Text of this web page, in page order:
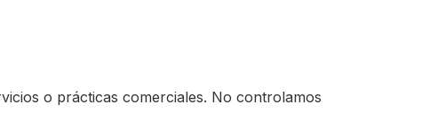
o prácticas comerciales. No controlamos